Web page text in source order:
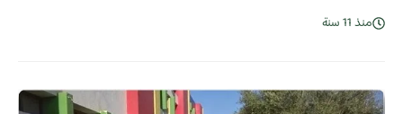
منذ 11 سنة